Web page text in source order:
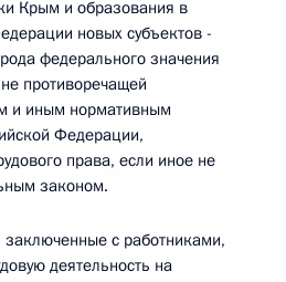
Крым и образования в
новых субъектов -
федерального значения
противоречащей
и иным нормативным
Федерации,
права, если иное не
законом.
заключенные с работниками,
деятельность на